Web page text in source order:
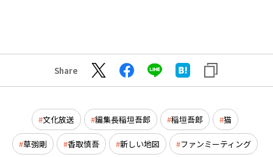
Share
文化放送 編集長稲垣吾郎 稲垣吾郎 猫
草彅剛 香取慎吾 新しい地図 ファンミーティング